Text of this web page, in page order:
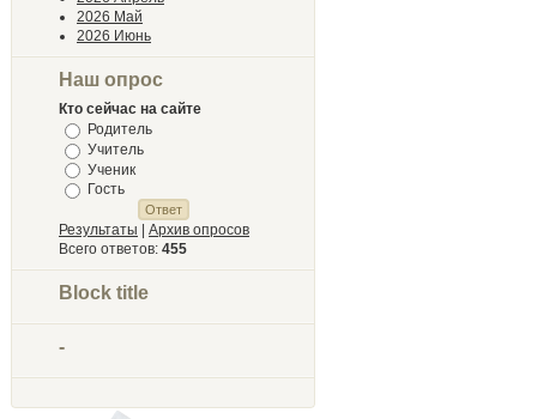
2026 Май
2026 Июнь
Наш опрос
Кто сейчас на сайте
Родитель
Учитель
Ученик
Гость
Результаты
Архив опросов
Всего ответов: 455
Block title
-